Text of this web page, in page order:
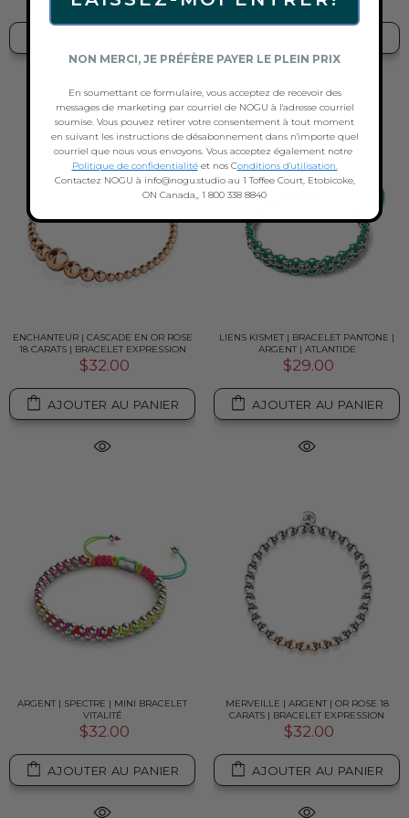
ENCHANTEUR | CASCADE EN OR ROSE
18 CARATS | BRACELET EXPRESSION
$32.00
AJOUTER AU PANIER
LIENS KISMET | BRACELET PANTONE |
ARGENT | ATLANTIDE
$29.00
AJOUTER AU PANIER
ARGENT | SPECTRE | MINI BRACELET
VITALITÉ
$32.00
AJOUTER AU PANIER
MERVEILLE | ARGENT | OR ROSE 18
CARATS | BRACELET EXPRESSION
$32.00
AJOUTER AU PANIER
NON MERCI, JE PRÉFÈRE PAYER LE PLEIN PRIX
En soumettant ce formulaire, vous acceptez de recevoir des
messages de marketing par courriel de NOGU à l'adresse courriel
soumise. Vous pouvez retirer votre consentement à tout moment
en suivant les instructions de désabonnement dans n'importe quel
courriel que nous vous envoyons. Vous acceptez également notre
Politique de confidentialitéet nos Conditions d'utilisation.
Contactez NOGU à info@nogu.studio au 1 Toffee Court, Etobicoke,
ON Canada,, 1 800 338 8840